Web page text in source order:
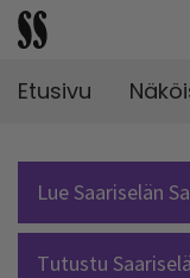
Etusivu
Lue Saariselän
Tutustu